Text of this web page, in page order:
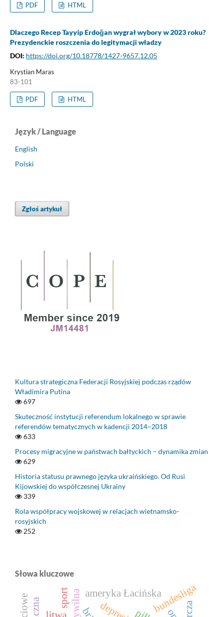
PDF HTML
Dlaczego Recep Tayyip Erdoğan wygrał wybory w 2023 roku?
Prezydenckie roszczenia do legitymacji władzy
DOI: https://doi.org/10.18778/1427-9657.12.05
Krystian Maras
83-101
PDF HTML
Język / Language
English
Polski
Zgłoś artykuł
Kultura strategiczna Federacji Rosyjskiej podczas rządów
Władimira Putina
697
Skuteczność instytucji referendum lokalnego w sprawie
referendów tematycznych w kadencji 2014–2018
633
Procesy migracyjne w państwach bałtyckich – dynamika zmian
629
Historia statusu prawnego języka ukraińskiego. Od Rusi
Kijowskiej do współczesnej Ukrainy
339
Rola współpracy wojskowej w relacjach wietnamsko-
rosyjskich
252
Słowa kluczowe
bundesliga
ameryka Łacińska
sport